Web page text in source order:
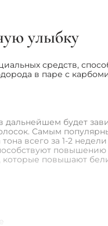
улыбку
средств,
в паре с
будет
Самым
всего за 1-2
повышают